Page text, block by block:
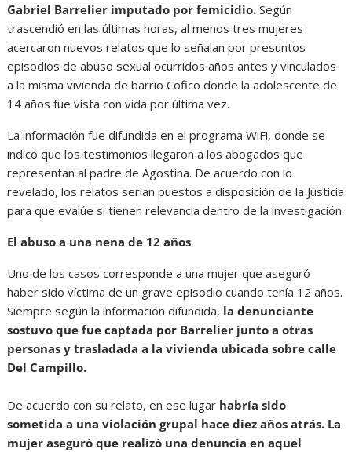
Gabriel Barrelier imputado por femicidio.Según
trascendió en las últimas horas, al menos tres mujeres
acercaron nuevos relatos que lo señalan por presuntos
episodios de abuso sexual ocurridos años antes y vinculados
a la misma vivienda de barrio Cofico donde la adolescente de
14 años fue vista con vida por última vez.
La información fue difundida en el programa WiFi, donde se
indicó que los testimonios llegaron a los abogados que
representan al padre de Agostina. De acuerdo con lo
revelado, los relatos serían puestos a disposición de la Justicia
para que evalúe si tienen relevancia dentro de la investigación.
El abuso a una nena de 12 años
Uno de los casos corresponde a una mujer que aseguró
haber sido víctima de un grave episodio cuando tenía 12 años.
Siempre según la información difundida, la denunciante
sostuvo que fue captada por Barrelier junto a otras
personas y trasladada a la vivienda ubicada sobre calle
Del Campillo.
De acuerdo con su relato, en ese lugar habría sido
sometida a una violación grupal hace diez años atrás. La
mujer aseguró que realizó una denuncia en aquel